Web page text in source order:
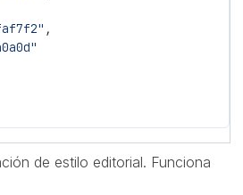
,
de estilo editorial. Funciona